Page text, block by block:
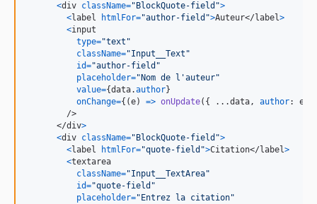
<div className="BlockQuote-field">
<label htmlFor="author-field">Auteur</label>
<input
type="text"
className="Input__Text"
id="author-field"
placeholder="Nom de l'auteur"
value={data.author}
onChange={ (e) => onUpdate( { ...data, author: e
/>
</div>
<div className="BlockQuote-field">
<label htmlFor="quote-field">Citation</label>
<textarea
className="Input__TextArea"
id="quote-field"
placeholder="Entrez la citation"